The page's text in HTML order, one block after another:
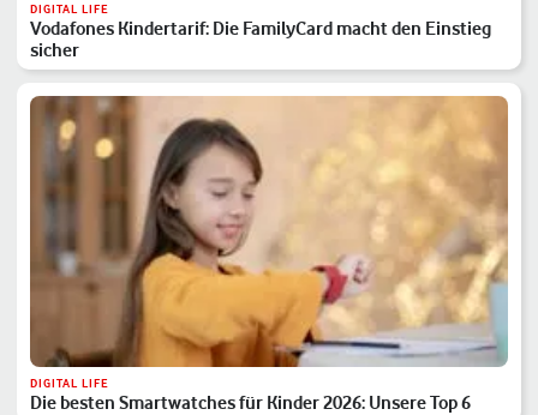
DIGITAL LIFE
Vodafones Kindertarif: Die FamilyCard macht den Einstieg
sicher
DIGITAL LIFE
Die besten Smartwatches für Kinder 2026: Unsere Top 6